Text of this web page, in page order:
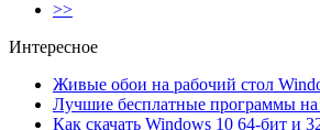
>>
Интересное
Живые обои на рабочий стол
Лучшие бесплатные программы
Как скачать Windows 10 64-бит и